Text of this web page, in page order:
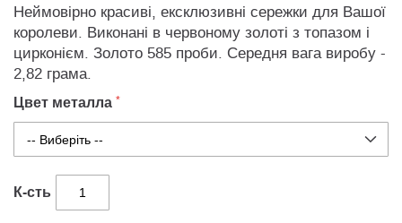
Неймовірно красиві, ексклюзивні сережки для Вашої
королеви. Виконані в червоному золоті з топазом і
цирконієм. Золото 585 проби. Середня вага виробу -
2,82 грама.
Цвет металла
К-сть